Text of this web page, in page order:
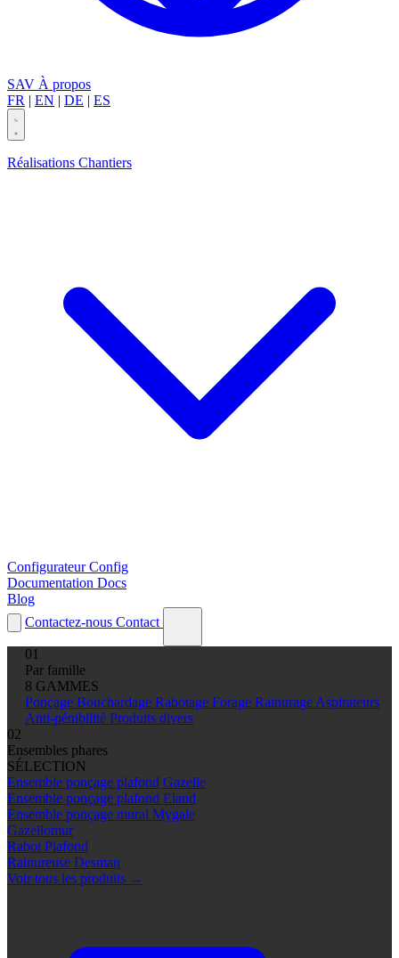
SAV À propos
FR | EN | DE | ES
Réalisations Chantiers
Configurateur Config
Documentation Docs
Blog
Contactez-nous Contact
01
Par famille
8 GAMMES
Ponçage Bouchardage Rabotage Forage Rainurage Aspirateurs
Anti-pénibilité Produits divers
02
Ensembles phares
SÉLECTION
Ensemble ponçage plafond Gazelle
Ensemble ponçage plafond Eland
Ensemble ponçage mural Mygale
Gazellomur
Rabot Plafond
Rainureuse Desman
Voir tous les produits →